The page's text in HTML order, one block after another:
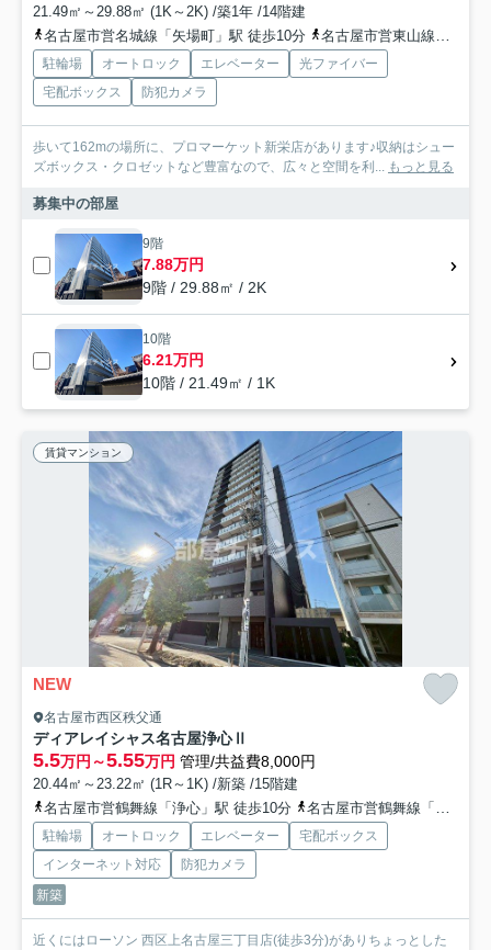
21.49㎡～29.88㎡ (1K～2K) /築1年 /14階建
名古屋市営名城線「矢場町」駅 徒歩10分
名古屋市営東山線「新栄町」駅 徒歩11分
駐輪場 オートロック エレベーター
光ファイバー
宅配ボックス
防犯カメラ
歩いて162mの場所に、プロマーケット新栄店があります♪収納はシュー
ズボックス・クロゼットなど豊富なので、広々と空間を利...
もっと見る
募集中の部屋
9階
7.88万円
9階 / 29.88㎡ / 2K
10階
6.21万円
10階 / 21.49㎡ / 1K
賃貸マンション
NEW
名古屋市西区秩父通
ディアレイシャス名古屋浄心Ⅱ
5.5万円～5.55万円 管理/共益費8,000円
20.44㎡～23.22㎡ (1R～1K) /新築 /15階建
名古屋市営鶴舞線「浄心」駅 徒歩10分
名古屋市営鶴舞線「庄内通」駅 徒歩12分
駐輪場 オートロック エレベーター
宅配ボックス
インターネット対応
防犯カメラ
新築
近くにはローソン 西区上名古屋三丁目店(徒歩3分)がありちょっとした